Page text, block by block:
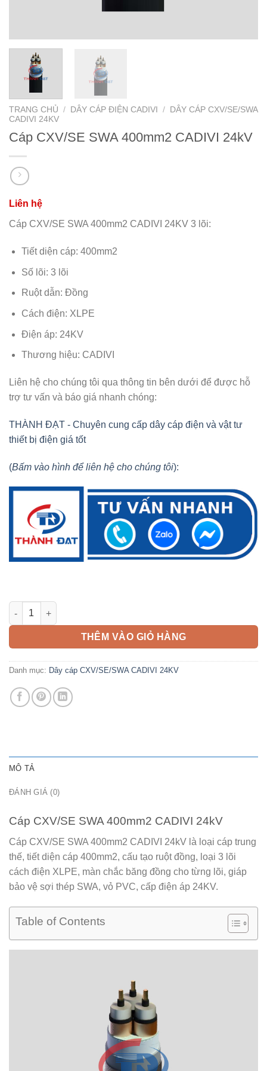
TRANG CHỦ / DÂY CÁP ĐIỆN CADIVI /
DÂY CÁP CXV/SE/SWA
CADIVI 24KV
Cáp CXV/SE SWA 400mm2 CADIVI 24kV
Cáp CXV/SE SWA 400mm2 CADIVI 24KV 3 lõi:
Tiết diện cáp: 400mm2
Số lõi: 3 lõi
Ruột dẫn: Đồng
Cách điện: XLPE
Điện áp: 24KV
Thương hiệu: CADIVI
Liên hệ cho chúng tôi qua thông tin bên dưới để được hỗ
trợ tư vấn và báo giá nhanh chóng:
THÀNH ĐẠT - Chuyên cung cấp dây cáp điện và vật tư
thiết bị điện giá tốt
(Bấm vào hình để liên hệ cho chúng tôi):
Cáp CXV/SE SWA 400mm2 CADIVI 24kV số lượng
THÊM VÀO GIỎ HÀNG
Danh mục: Dây cáp CXV/SE/SWA CADIVI 24KV
MÔ TẢ
ĐÁNH GIÁ (0)
Cáp CXV/SE SWA 400mm2 CADIVI 24kV
Cáp CXV/SE SWA 400mm2 CADIVI 24kV là loại cáp trung
thế, tiết diện cáp 400mm2, cấu tạo ruột đồng, loại 3 lõi
cách điện XLPE, màn chắc băng đồng cho từng lõi, giáp
bảo vệ sợi thép SWA, vỏ PVC, cấp điện áp 24KV.
Table of Contents